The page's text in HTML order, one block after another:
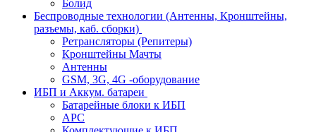
Болид
Беспроводные технологии (Антенны, Кронштейны,
разъемы, каб. сборки)
Ретрансляторы (Репитеры)
Кронштейны Мачты
Антенны
GSM, 3G, 4G -оборудование
ИБП и Аккум. батареи
Батарейные блоки к ИБП
APC